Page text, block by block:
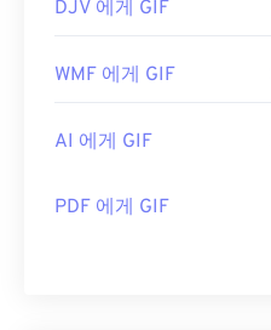
DJV 에게 GIF
WMF 에게 GIF
AI 에게 GIF
PDF 에게 GIF